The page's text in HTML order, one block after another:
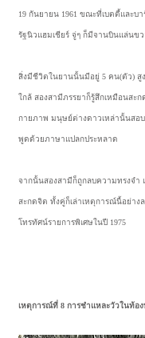
19 กันยายน 1961 ขณะที่เบตตี้และบ
รัฐนิวแฮมเชียร์ จู่ๆ ก็มีจานบินแล่นข
สิ่งมีชีวิตในยานนั้นมีอยู่ 5 คน(ตัว) สู
ใกล้ สองสามีภรรยาก็รู้สึกเหมือนสะ
กายภาพ มนุษย์ต่างดาวเหล่านั้นสอ
พูดด้วยภาษาแปลกประหลาด
จากนั้นสองสามีก็ถูกลบความทรงจำ
สะกดจิต ทั้งคู่ก็เล่าเหตุการณ์นี้อย่าง
โทรทัศน์รายการพิเศษในปี 1975
เหตุการณ์ที่ 8 การชำแหละวัวในท้อง